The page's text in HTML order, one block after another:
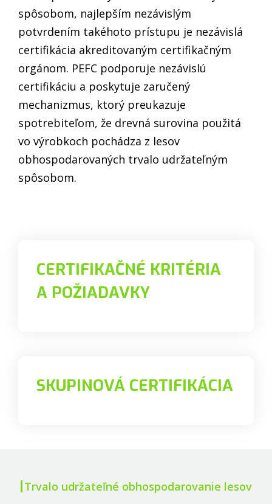
spôsobom, najlepším nezávislým
potvrdením takéhoto prístupu je nezávislá
certifikácia akreditovaným certifikačným
orgánom. PEFC podporuje nezávislú
certifikáciu a poskytuje zaručený
mechanizmus, ktorý preukazuje
spotrebiteľom, že drevná surovina použitá
vo výrobkoch pochádza z lesov
obhospodarovaných trvalo udržateľným
spôsobom.
CERTIFIKAČNÉ KRITÉRIA
A POŽIADAVKY
SKUPINOVÁ CERTIFIKÁCIA
Trvalo udržateľné obhospodarovanie lesov